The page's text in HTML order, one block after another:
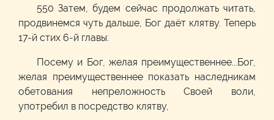
550 Затем, будем сейчас продолжать читать,
продвинемся чуть дальше, Бог даёт клятву. Теперь
17-й стих 6-й главы:
Посему и Бог, желая преимущественнее...Бог,
желая преимущественнее показать наследникам
обетования непреложность Своей воли,
употребил в посредство клятву,